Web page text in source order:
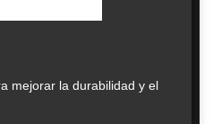
mejorar la durabilidad y el